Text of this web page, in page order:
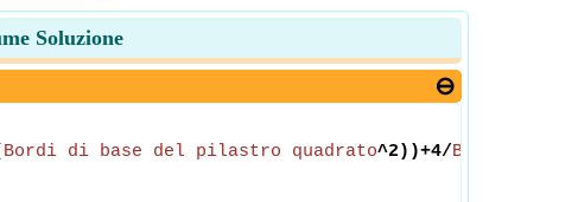
Soluzione
Bordi di base del pilastro quadrato^2))+4/Bordi di